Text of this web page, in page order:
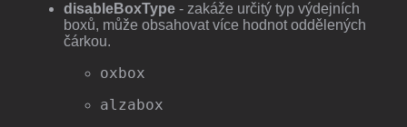
disableBoxType - zakáže určitý typ výdejních
boxů, může obsahovat více hodnot oddělených
čárkou.
oxbox
alzabox